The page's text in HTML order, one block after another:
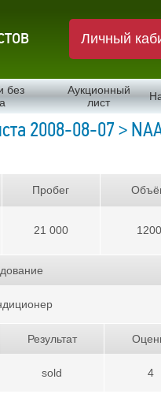
Личный
без
Аукционный
лист
2008-08-07 >
Пробег
21 000 1200
Результат
sold 4